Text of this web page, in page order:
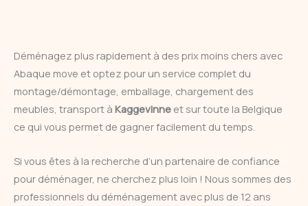
Déménagez plus rapidement à des prix moins chers avec
Abaque move et optez pour un service complet du
montage/démontage, emballage, chargement des
meubles, transport à Kaggevinne et sur toute la Belgique
ce qui vous permet de gagner facilement du temps.
Si vous êtes à la recherche d’un partenaire de confiance
pour déménager, ne cherchez plus loin ! Nous sommes des
professionnels du déménagement avec plus de 12 ans